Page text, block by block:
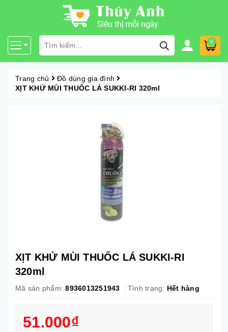
0
Trang chủ
Đồ dùng gia đình
XỊT KHỬ MÙI THUỐC LÁ SUKKI-RI 320ml
XỊT KHỬ MÙI THUỐC LÁ SUKKI-RI
320ml
Mã sản phẩm: 8936013251943 Tình trạng: Hết hàng
51.000₫